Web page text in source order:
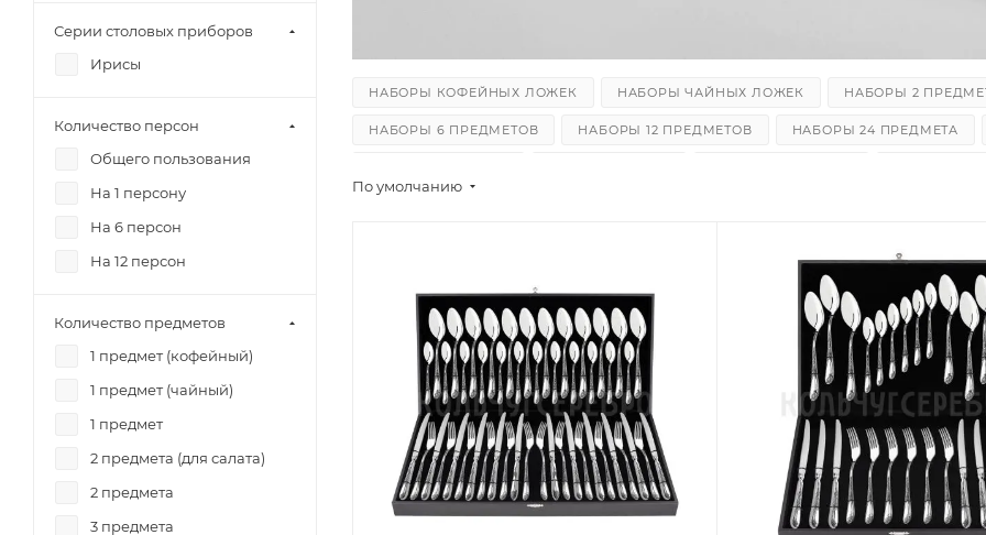
НАБОРЫ КОФЕЙНЫХ ЛОЖЕК НАБОРЫ ЧАЙНЫХ ЛОЖЕК НАБОРЫ 2
НАБОРЫ 6 ПРЕДМЕТОВ НАБОРЫ 12 ПРЕДМЕТОВ НАБОРЫ 24 ПРЕДМЕТА
По умолчанию
Ложки для салата
Ложки столовые
Серии столовых приборов
Ирисы
Количество персон
Общего пользования
На 1 персону
На 6 персон
На 12 персон
Количество предметов
1 предмет (кофейный)
1 предмет (чайный)
1 предмет
2 предмета (для салата)
2 предмета
3 предмета